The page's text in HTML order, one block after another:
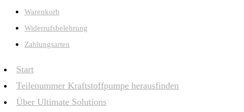
Warenkorb
Widerrufsbelehrung
Zahlungsarten
Start
Teilenummer Kraftstoffpumpe herausfinden
Über Ultimate Solutions